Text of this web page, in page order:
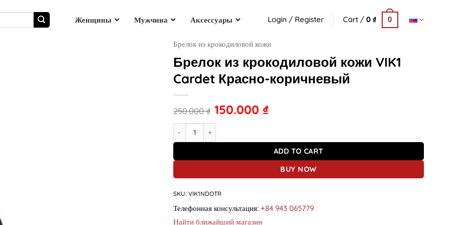
Женщины Мужчина Аксессуары Login / Register Cart / 0 ₫ 0
Брелок из крокодиловой кожи
Брелок из крокодиловой кожи VIK1
Cardet Красно-коричневый
250.000₫ 150.000 ₫
Брелок из крокодиловой кожи VIK1 Cardet Красно-коричневый quantity
ADD TO CART
BUY NOW
SKU: VIK1NDOTR
Телефонная консультация: +84 943 065779
Найти ближайший магазин